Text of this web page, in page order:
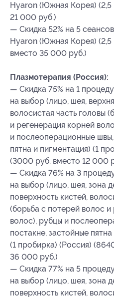
Hyaron (Южная Корея) (2,5
21 000 руб.)
— Скидка 52% на 5
Hyaron (Южная Корея) (2,5
вместо 35 000 руб.)
Плазмотерапия (Россия):
— Скидка 75% на 1
на выбор (лицо, шея,
волосистая часть головы
и регенерация корней
и послеоперационные
пятна и пигментация) (1
(3000 руб. вместо 12 000
— Скидка 76% на 3
на выбор (лицо, шея, зона
поверхность кистей,
(борьба с потерей волос
волос), рубцы и
постакне, застойные
(1 пробирка) (Россия)
36 000 руб.)
— Скидка 77% на 5
на выбор (лицо, шея, зона
поверхность кистей,